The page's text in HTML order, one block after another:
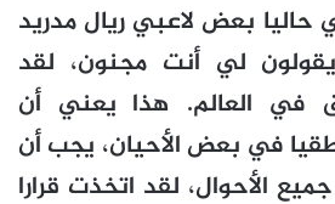
حاليا بعض لاعبي ريال مدريد
لي أنت مجنون، لقد
في العالم. هذا يعني أن
في بعض الأحيان، يجب أن
الأحوال، لقد اتخذت قرارا